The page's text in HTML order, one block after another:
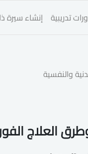
تدريبية إنشاء سيرة
والنفسية
العلاج